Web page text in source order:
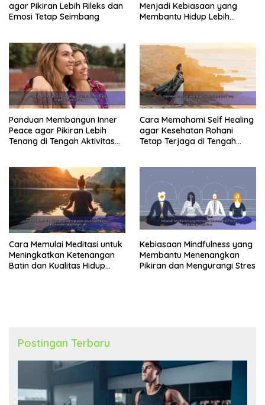
agar Pikiran Lebih Rileks dan
Emosi Tetap Seimbang
Menjadi Kebiasaan yang
Membantu Hidup Lebih
Panduan Membangun Inner
Peace agar Pikiran Lebih
Tenang di Tengah Aktivitas
Cara Memahami Self Healing
agar Kesehatan Rohani
Tetap Terjaga di Tengah
Cara Memulai Meditasi untuk
Meningkatkan Ketenangan
Batin dan Kualitas Hidup
Kebiasaan Mindfulness yang
Membantu Menenangkan
Pikiran dan Mengurangi Stres
Postingan Terbaru